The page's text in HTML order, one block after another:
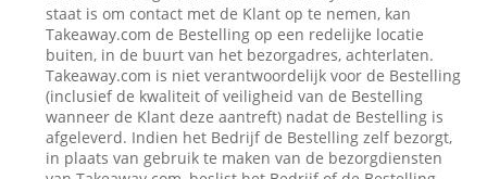
staat is om contact met de Klant op te nemen, kan
Takeaway.com de Bestelling op een redelijke locatie
buiten, in de buurt van het bezorgadres, achterlaten.
Takeaway.com is niet verantwoordelijk voor de Bestelling
(inclusief de kwaliteit of veiligheid van de Bestelling
wanneer de Klant deze aantreft) nadat de Bestelling is
afgeleverd. Indien het Bedrijf de Bestelling zelf bezorgt,
in plaats van gebruik te maken van de bezorgdiensten